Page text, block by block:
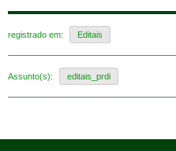
registrado em: Editais
Assunto(s): editais_prdi